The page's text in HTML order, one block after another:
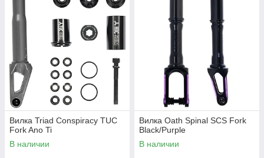
Вилка Triad Conspiracy TUC
Fork Ano Ti
В наличии
Вилка Oath Spinal SCS Fork
Black/Purple
В наличии